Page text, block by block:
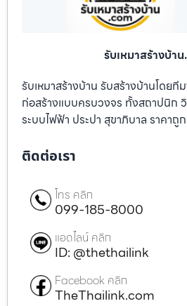
รับเหมาสร้างบ้า
รับเหมาสร้างบ้าน รับสร้างบ้านโดยที
ก่อสร้างแบบครบวงจร ทั้งสถาปนิก
ระบบไฟฟ้า ประปา สุขาภิบาล ราคาถู
ติดต่อเรา
โทร คลิก
099-185-8000
แอดไลน์ คลิก
ID: @thethailink
Facebook คลิก
TheThailink.com